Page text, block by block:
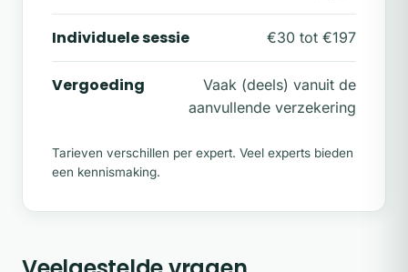
Individuele sessie €30 tot €197
Vergoeding
Vaak (deels) vanuit de
aanvullende verzekering
Tarieven verschillen per expert. Veel experts bieden
een kennismaking.